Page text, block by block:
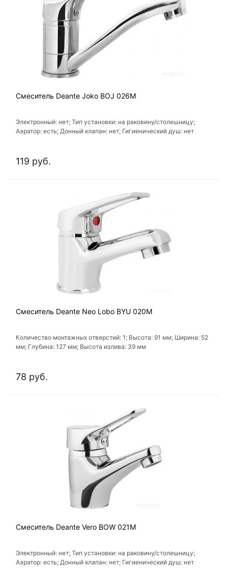
Смеситель Deante Joko BOJ 026M
Электронный: нет; Тип установки: на раковину/столешницу;
Аэратор: есть; Донный клапан: нет; Гигиенический душ: нет
119 руб.
Смеситель Deante Neo Lobo BYU 020M
Количество монтажных отверстий: 1; Высота: 91 мм; Ширина: 52
мм; Глубина: 127 мм; Высота излива: 39 мм
78 руб.
Смеситель Deante Vero BOW 021M
Электронный: нет; Тип установки: на раковину/столешницу;
Аэратор: есть; Донный клапан: нет; Гигиенический душ: нет